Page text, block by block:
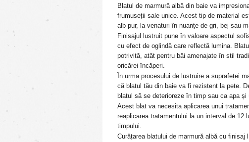
Blatul de marmură albă din baie va
frumuseții sale unice. Acest tip de material
alb pur, la venaturi în nuanțe de gri, bej sau
Finisajul lustruit pune în valoare aspectul
cu efect de oglindă care reflectă lumina.
potrivită, atât pentru băi amenajate în stil
oricărei încăperi.
În urma procesului de lustruire a suprafeței
că blatul tău din baie va fi rezistent la pete.
blatul să se deterioreze în timp sau ca apa
Acest blat va necesita aplicarea unui
reaplicarea tratamentului la un interval de 12
timpului.
Curățarea blatului de marmură albă cu